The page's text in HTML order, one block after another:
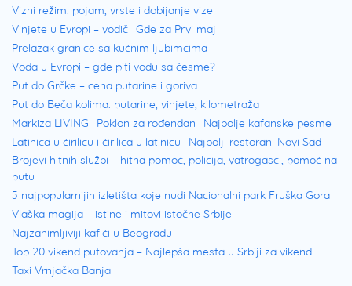
Vizni režim: pojam, vrste i dobijanje vize
Vinjete u Evropi – vodič Gde za Prvi maj
Prelazak granice sa kućnim ljubimcima
Voda u Evropi – gde piti vodu sa česme?
Put do Grčke – cena putarine i goriva
Put do Beča kolima: putarine, vinjete, kilometraža
Markiza LIVING
Poklon za rođendan
Najbolje kafanske pesme
Latinica u ćirilicu i ćirilica u latinicu
Najbolji restorani Novi Sad
Brojevi hitnih službi – hitna pomoć, policija, vatrogasci, pomoć na
putu
5 najpopularnijih izletišta koje nudi Nacionalni park Fruška Gora
Vlaška magija – istine i mitovi istočne Srbije
Najzanimljiviji kafići u Beogradu
Top 20 vikend putovanja – Najlepša mesta u Srbiji za vikend
Taxi Vrnjačka Banja